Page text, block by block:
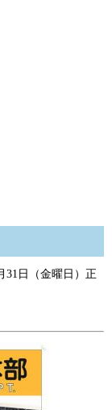
31日（金曜日）正